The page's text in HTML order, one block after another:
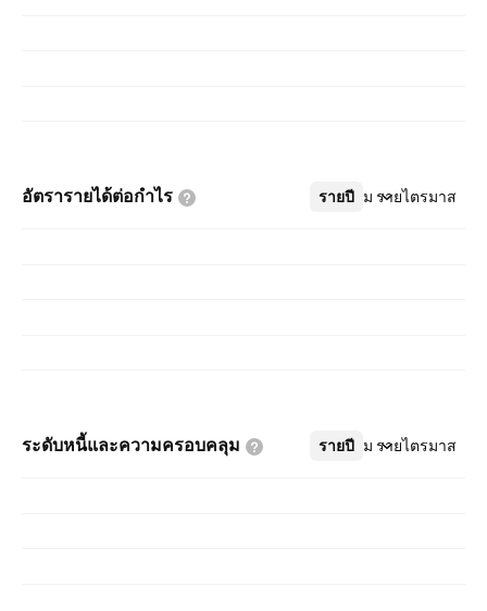
อัตรารายได้ต่อกำไร รายปี รายไตรมาส
เพิ่มเติม
ระดับหนี้และความครอบคลุม รายปี รายไตรมาส
เพิ่มเติม